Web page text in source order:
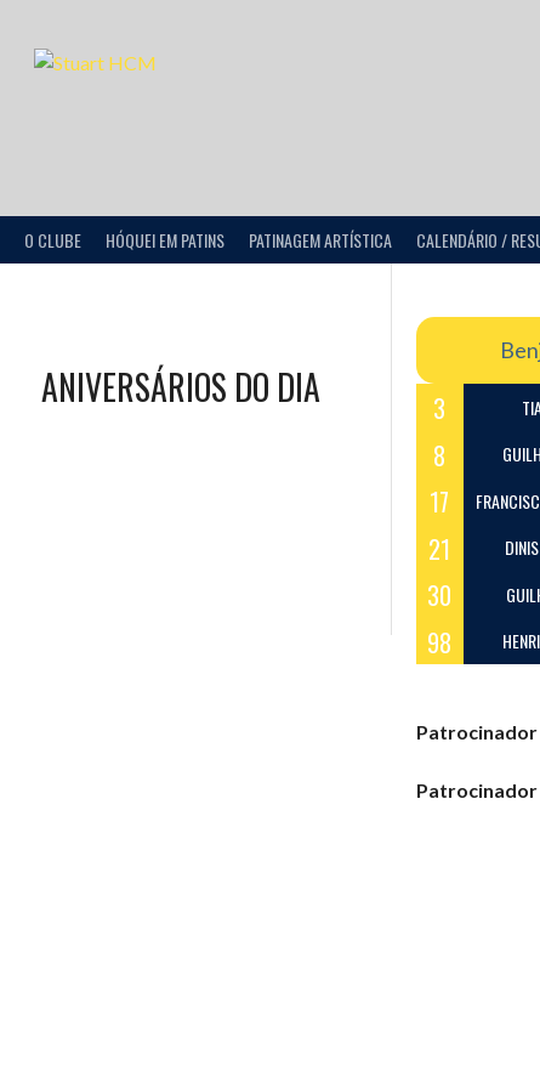
O CLUBE HÓQUEI EM PATINS PATINAGEM ARTÍSTICA CALENDÁRIO /
3
8
17
21
30
98
Patrocinador
Patrocinador
ANIVERSÁRIOS DO DIA